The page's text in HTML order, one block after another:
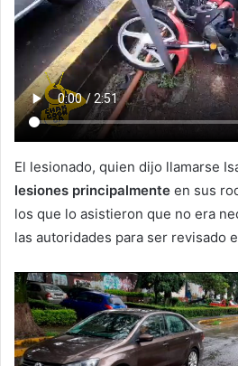
El lesionado, quien dijo llamarse
lesiones principalmente en sus
los que lo asistieron que no era
las autoridades para ser revisado